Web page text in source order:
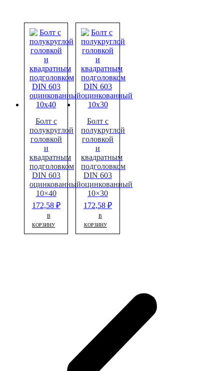
Болт с
полукруглой
головкой
и
квадратным
подголовком
DIN 603
оцинкованный
10×40
172,58 ₽
В
КОРЗИНУ
Болт с
полукруглой
головкой
и
квадратным
подголовком
DIN 603
оцинкованный
10×30
172,58₽
В
КОРЗИНУ